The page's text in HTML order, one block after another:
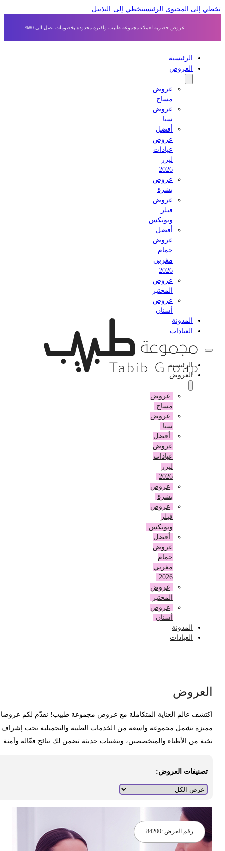
إلى المحتوى الرئيسي تخطي إلى التذييل
عروض حصرية لعملاء مجموعة طبيب ولفترة محدودة بخصومات تصل الى 80%
الرئيسية
العروض
عروض
مساج
عروض
أفضل
عروض
عيادات
عروض
بشرة
عروض
وبوتكس
أفضل
عروض
حمام
مغربي
عروض
المختبر
عروض
أسنان
المدونة
العيادات
الرئيسية
العروض
عروض
مساج
عروض
أفضل
عروض
عيادات
عروض
بشرة
عروض
وبوتكس
أفضل
عروض
حمام
مغربي
عروض
المختبر
عروض
أسنان
المدونة
العيادات
عالم العناية المتكاملة مع عروض مجموعة طبيب! نقدّم لكم عروضا
تشمل مجموعة واسعة من الخدمات الطبية والتجميلية تحت إشراف
من الأطباء والمتخصصين، وبتقنيات حديثة تضمن لك نتائج فعّالة وآمنة.
تصنيفات العروض:
رقم العرض :84200